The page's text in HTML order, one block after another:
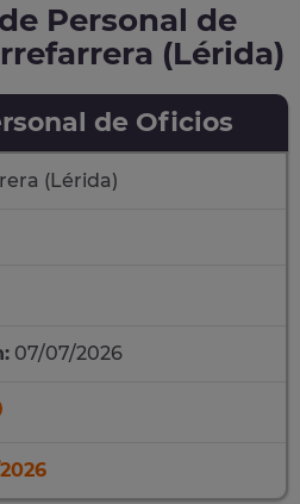
Personal de
(Lérida)
de Oficios
(Lérida)
07/07/2026